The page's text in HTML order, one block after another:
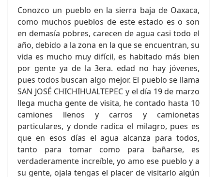
Conozco un pueblo en la sierra baja de Oaxaca,
como muchos pueblos de este estado es o son
en demasía pobres, carecen de agua casi todo el
año, debido a la zona en la que se encuentran, su
vida es mucho muy difícil, es habitado más bien
por gente ya de la 3era. edad no hay jóvenes,
pues todos buscan algo mejor. El pueblo se llama
SAN JOSÉ CHICHIHUALTEPEC y el día 19 de marzo
llega mucha gente de visita, he contado hasta 10
camiones llenos y carros y camionetas
particulares, y donde radica el milagro, pues es
que en esos días el agua alcanza para todos,
tanto para tomar como para bañarse, es
verdaderamente increíble, yo amo ese pueblo y a
su gente, ojala tengas el placer de visitarlo algún